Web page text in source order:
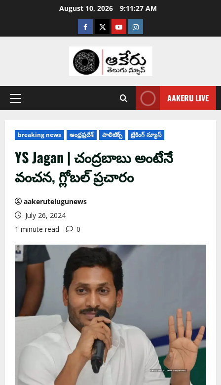
August 10, 2026 9:11:28 AM
AAKERU LIVE
breaking news ఆంధ్ర‌ప్ర‌దేశ్ పాలిటిక్స్ బ్రేకింగ్ న్యూస్
YS Jagan | చంద్ర‌బాబు అంటేనే
వంచ‌న‌, గ్లోబ‌ల్ ప్ర‌చారం
aakerutelugunews
July 26, 2024
1 minute read
0